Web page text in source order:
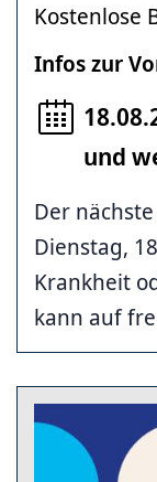
Kostenlose
Infos zur
und
Der
Dienstag,
Krankheit
kann auf